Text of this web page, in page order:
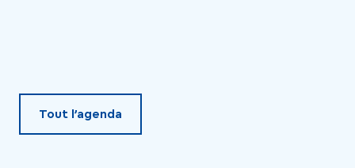
Tout l’agenda